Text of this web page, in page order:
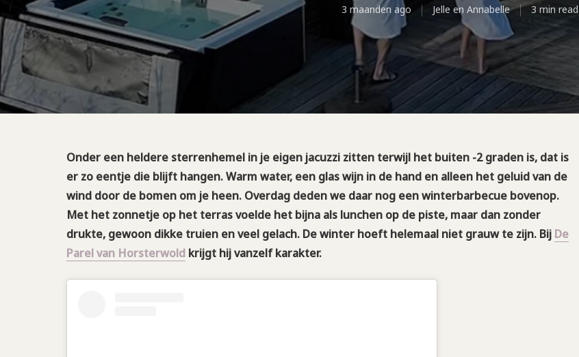
3 maanden ago Jelle en Annabelle 3 min read
Onder een heldere sterrenhemel in je eigen jacuzzi zitten terwijl het buiten -2 graden is, dat is
er zo eentje die blijft hangen. Warm water, een glas wijn in de hand en alleen het geluid van de
wind door de bomen om je heen. Overdag deden we daar nog een winterbarbecue bovenop.
Met het zonnetje op het terras voelde het bijna als lunchen op de piste, maar dan zonder
drukte, gewoon dikke truien en veel gelach. De winter hoeft helemaal niet grauw te zijn. Bij De
Parel van Horsterwold krijgt hij vanzelf karakter.